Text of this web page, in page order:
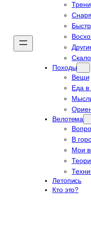
Походы
Вещи
Еда в
Велотема
В
Мои
Летопись
Кто это?